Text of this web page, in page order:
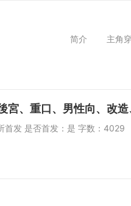
主角穿越者顾小星
宮、重口、男性向、改
首发 是否首发：是 字数：